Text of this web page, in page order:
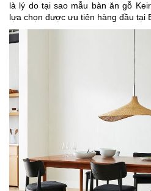
là lý do tại sao mẫu bàn ăn gỗ
lựa chọn được ưu tiên hàng đầu tại